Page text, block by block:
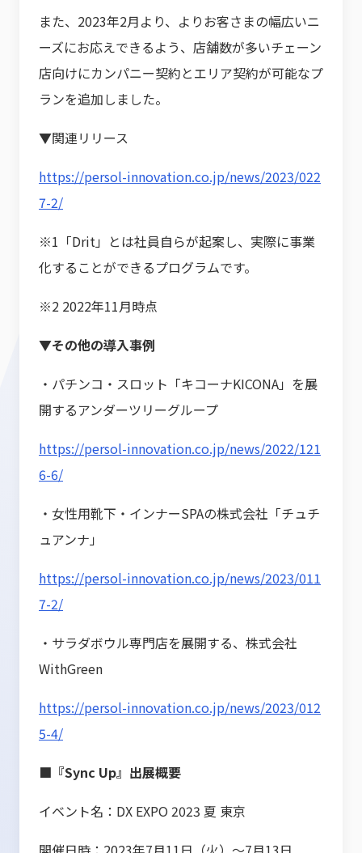
また、2023年2月より、よりお客さまの幅広いニ
ーズにお応えできるよう、店舗数が多いチェーン
店向けにカンパニー契約とエリア契約が可能なプ
ランを追加しました。
▼関連リリース
https://persol-innovation.co.jp/news/2023/022
7-2/
※1「Drit」とは社員自らが起案し、実際に事業
化することができるプログラムです。
※2 2022年11月時点
▼その他の導入事例
・パチンコ・スロット「キコーナKICONA」を展
開するアンダーツリーグループ
https://persol-innovation.co.jp/news/2022/121
6-6/
・女性用靴下・インナーSPAの株式会社「チュチ
ュアンナ」
https://persol-innovation.co.jp/news/2023/011
7-2/
・サラダボウル専門店を展開する、株式会社
WithGreen
https://persol-innovation.co.jp/news/2023/012
5-4/
■『Sync Up』出展概要
イベント名：DX EXPO 2023 夏 東京